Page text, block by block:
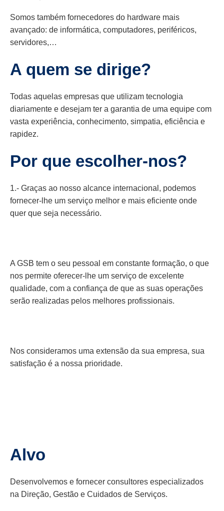
Somos também fornecedores do hardware mais
avançado: de informática, computadores, periféricos,
servidores,…
A quem se dirige?
Todas aquelas empresas que utilizam tecnologia
diariamente e desejam ter a garantia de uma equipe com
vasta experiência, conhecimento, simpatia, eficiência e
rapidez.
Por que escolher-nos?
1.- Graças ao nosso alcance internacional, podemos
fornecer-lhe um serviço melhor e mais eficiente onde
quer que seja necessário.
A GSB tem o seu pessoal em constante formação, o que
nos permite oferecer-lhe um serviço de excelente
qualidade, com a confiança de que as suas operações
serão realizadas pelos melhores profissionais.
Nos consideramos uma extensão da sua empresa, sua
satisfação é a nossa prioridade.
Alvo
Desenvolvemos e fornecer consultores especializados
na Direção, Gestão e Cuidados de Serviços.